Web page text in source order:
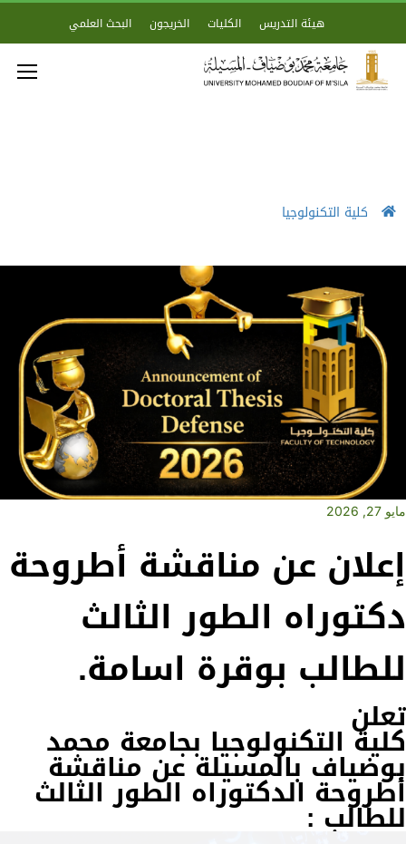
هيئة التدريس الكليات الخريجون البحث العلمي
كلية التكنولوجيا
مايو 27, 2026
إعلان عن مناقشة أطروحة
دكتوراه الطور الثالث
للطالب بوقرة اسامة.
تعلن
كلية التكنولوجيا بجامعة محمد
بوضياف بالمسيلة عن مناقشة
أطروحة الدكتوراه الطور الثالث
للطالب :